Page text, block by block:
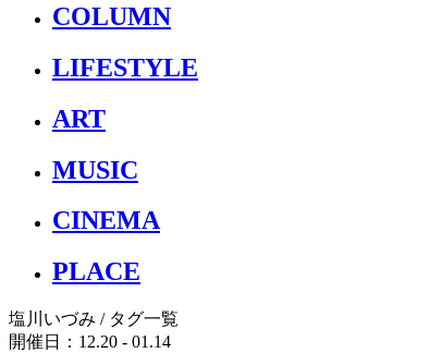
COLUMN
LIFESTYLE
ART
MUSIC
CINEMA
PLACE
塩川いづみ / タグ一覧
開催日：12.20 - 01.14